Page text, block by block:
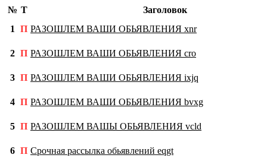
№ Т
Заголовок
1
П РАЗОШЛЕМ ВАШИ ОБЬЯВЛЕНИЯ xnr
2 П РАЗОШЛЕМ ВАШИ ОБЬЯВЛЕНИЯ cro
3 П РАЗОШЛЕМ ВАШИ ОБЬЯВЛЕНИЯ ixjq
4 П РАЗОШЛЕМ ВАШИ ОБЬЯВЛЕНИЯ bvxg
5 П РАЗОШЛЕМ ВАШЫ ОБЬЯВЛЕНИЯ vcld
6 П Срочная рассылка обьявлений eqgt